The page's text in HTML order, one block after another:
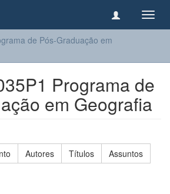
de Pós-Graduação em
Programa de
em Geografia
Autores Títulos
Assuntos